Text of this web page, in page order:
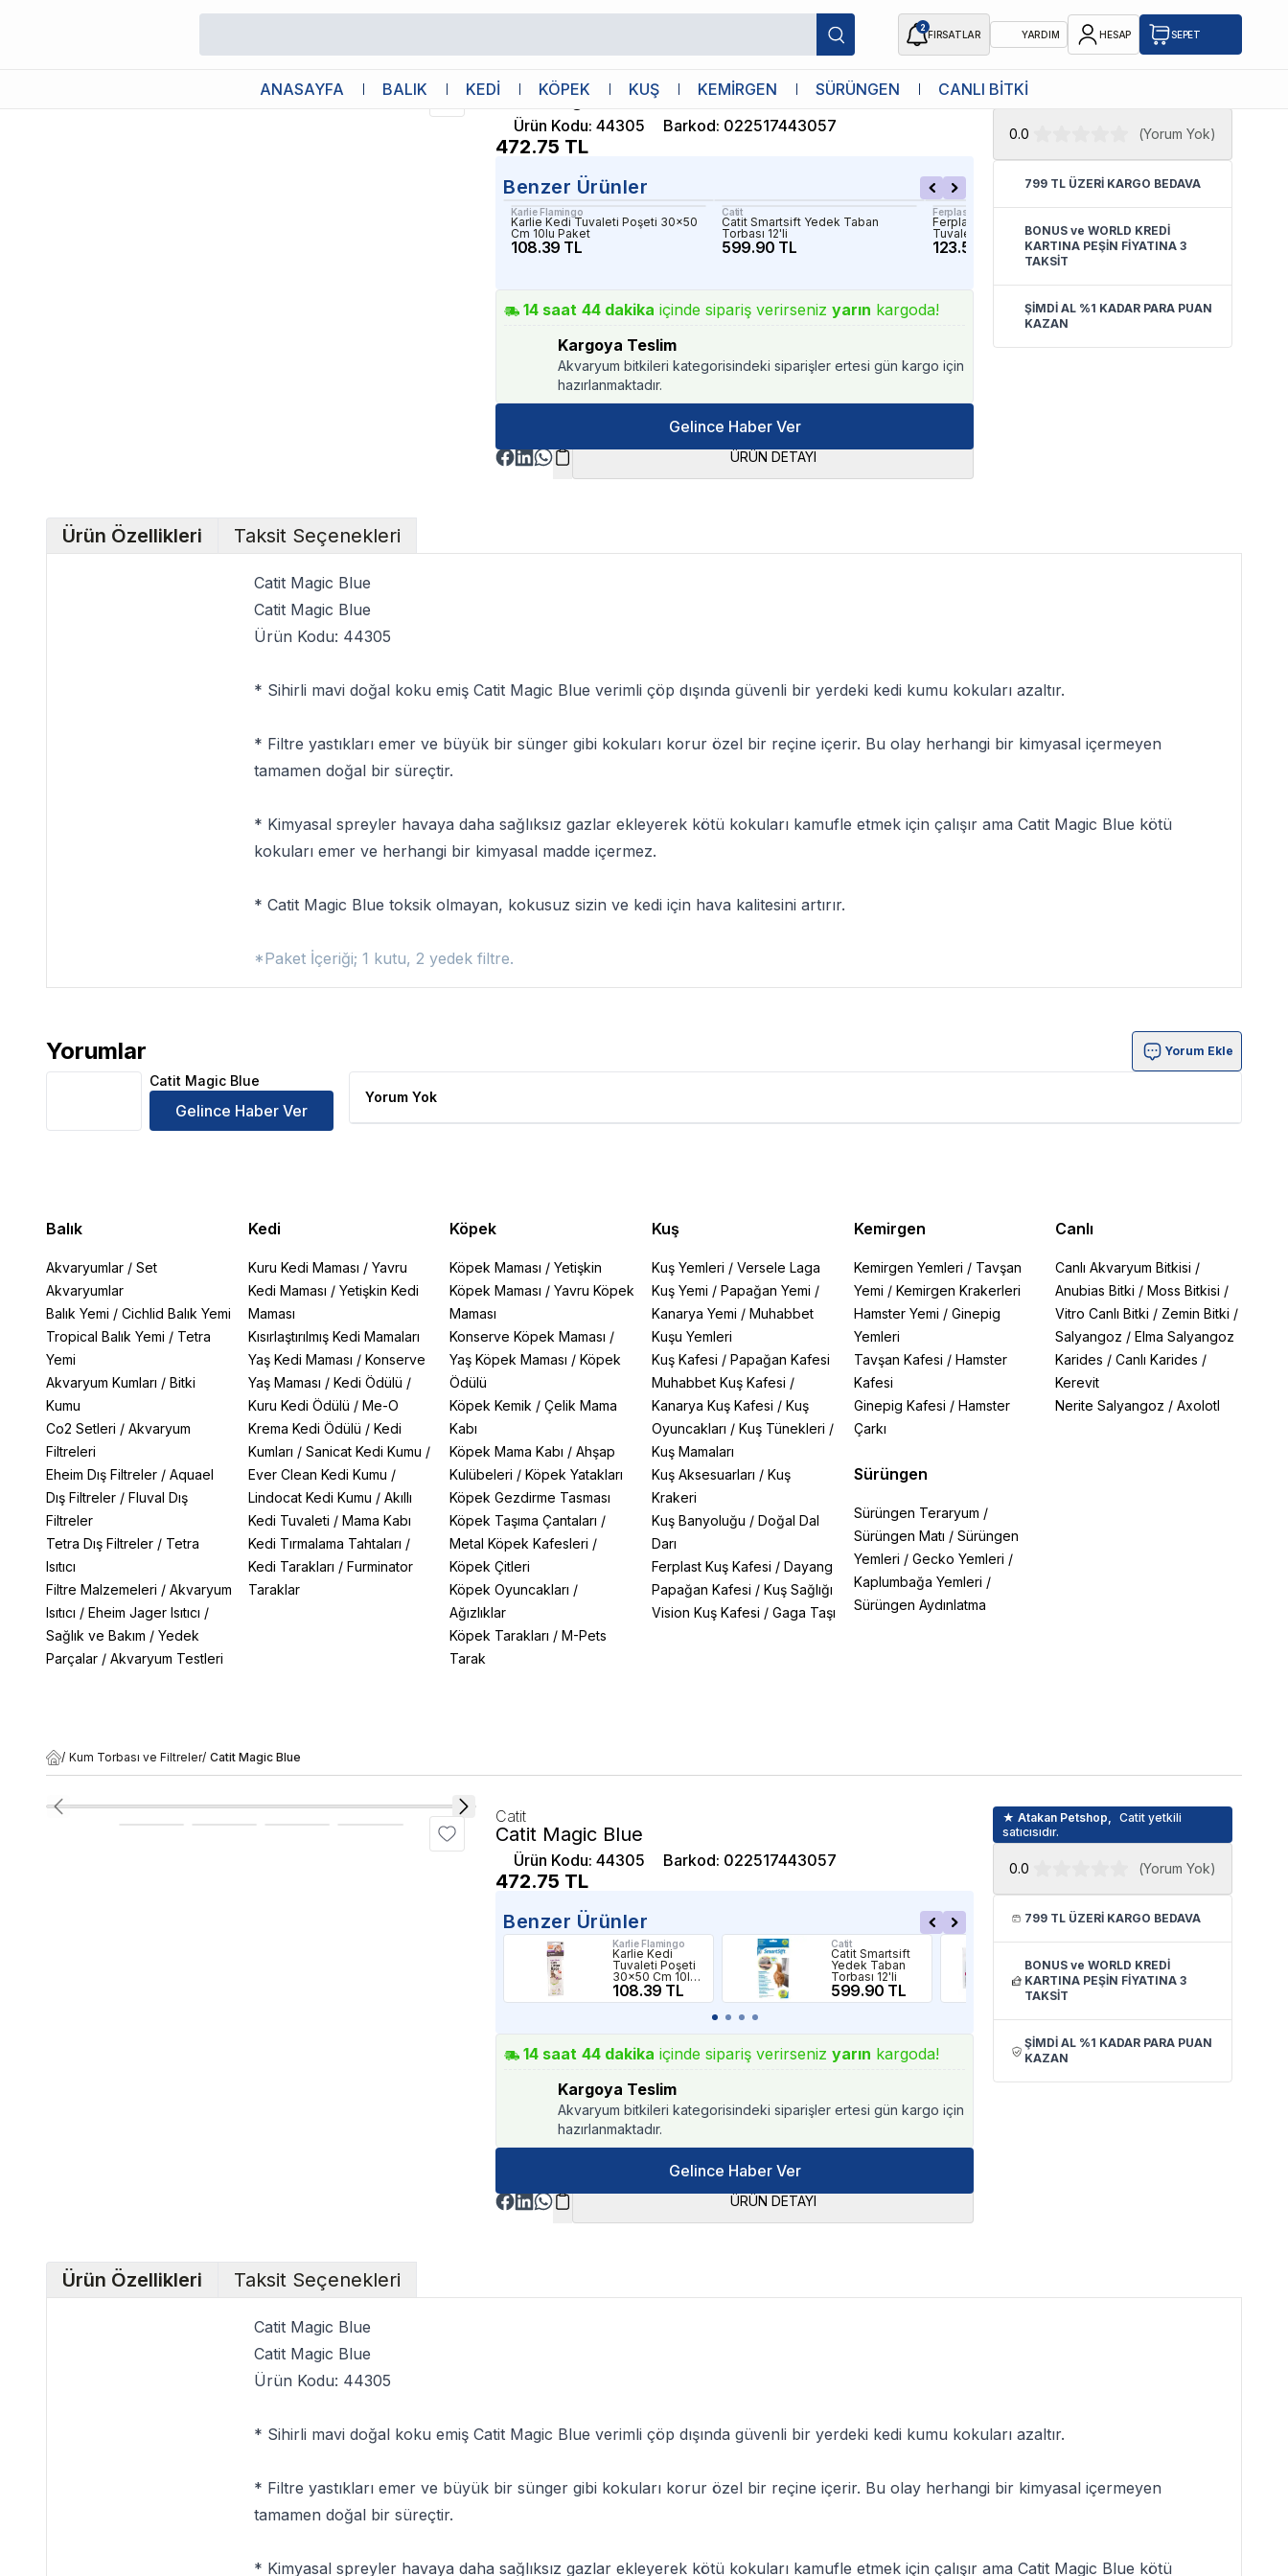
2
FIRSATLAR YARDIM HESAP SEPET
ANASAYFA BALIK KEDİ KÖPEK KUŞ KEMİRGEN SÜRÜNGEN CANLI BİTKİ
Catit
Catit Magic Blue
Ürün Kodu:44305 Barkod: 022517443057
472.75 TL
Benzer Ürünler
Karlie Flamingo
Karlie Kedi Tuvaleti Poşeti 30x50
Cm 10lu Paket
108.39 TL
Catit
Catit Smartsift Yedek Taban
Torbası 12'li
599.90 TL
Ferplast
Ferplast L134 Clear Cat 10 Kedi
Tuvaleti Yedek Kartuşu 2 Adet
123.57 TL
Catit
Catit SmartSift Yedek
12 adet
399.90 TL
14 saat 44 dakika içinde sipariş verirseniz yarın kargoda!
Kargoya Teslim
Akvaryum bitkileri kategorisindeki siparişler ertesi gün kargo için
hazırlanmaktadır.
Gelince Haber Ver
ÜRÜN DETAYI
★ Atakan Petshop,
satıcısıdır.
0.0 (Yorum Yok)
799 TL ÜZERİ KARGO BEDAVA
BONUS ve WORLD KREDİ
KARTINA PEŞİN FİYATINA 3
TAKSİT
ŞİMDİ AL %1 KADAR PARA PUAN
KAZAN
Ürün Özellikleri Taksit Seçenekleri
Catit Magic Blue
Catit Magic Blue
Ürün Kodu: 44305
* Sihirli mavi doğal koku emiş Catit Magic Blue verimli çöp dışında güvenli bir yerdeki kedi kumu kokuları azaltır.
* Filtre yastıkları emer ve büyük bir sünger gibi kokuları korur özel bir reçine içerir. Bu olay herhangi bir kimyasal içermeyen
tamamen doğal bir süreçtir.
* Kimyasal spreyler havaya daha sağlıksız gazlar ekleyerek kötü kokuları kamufle etmek için çalışır ama Catit Magic Blue kötü
kokuları emer ve herhangi bir kimyasal madde içermez.
* Catit Magic Blue toksik olmayan, kokusuz sizin ve kedi için hava kalitesini artırır.
*Paket İçeriği; 1 kutu, 2 yedek filtre.
Yorumlar
Catit Magic Blue Ürün Yorumları
Yorum Ekle
Catit Magic Blue
Gelince Haber Ver
Yorum Yok
Balık
Akvaryumlar / Set
Akvaryumlar
Balık Yemi / Cichlid Balık Yemi
Tropical Balık Yemi / Tetra
Yemi
Akvaryum Kumları / Bitki
Kumu
Co2 Setleri / Akvaryum
Filtreleri
Eheim Dış Filtreler / Aquael
Dış Filtreler / Fluval Dış
Filtreler
Tetra Dış Filtreler / Tetra
Isıtıcı
Filtre Malzemeleri / Akvaryum
Isıtıcı / Eheim Jager Isıtıcı /
Sağlık ve Bakım / Yedek
Parçalar / Akvaryum Testleri
Kedi
Kuru Kedi Maması / Yavru
Kedi Maması / Yetişkin Kedi
Maması
Kısırlaştırılmış Kedi Mamaları
Yaş Kedi Maması / Konserve
Yaş Maması / Kedi Ödülü /
Kuru Kedi Ödülü / Me-O
Krema Kedi Ödülü / Kedi
Kumları / Sanicat Kedi Kumu /
Ever Clean Kedi Kumu /
Lindocat Kedi Kumu / Akıllı
Kedi Tuvaleti / Mama Kabı
Kedi Tırmalama Tahtaları /
Kedi Tarakları / Furminator
Taraklar
Köpek
Köpek Maması /Yetişkin
Köpek Maması /Yavru Köpek
Maması
Konserve Köpek Maması /
Yaş Köpek Maması /Köpek
Ödülü
Köpek Kemik /Çelik Mama
Kabı
Köpek Mama Kabı /Ahşap
Kulübeleri /Köpek Yatakları
Köpek Gezdirme Tasması
Köpek Taşıma Çantaları /
Metal Köpek Kafesleri /
Köpek Çitleri
Köpek Oyuncakları /
Ağızlıklar
Köpek Tarakları /M-Pets
Tarak
Kuş
Kuş Yemleri / Versele Laga
Kuş Yemi / Papağan Yemi /
Kanarya Yemi / Muhabbet
Kuşu Yemleri
Kuş Kafesi / Papağan Kafesi
Muhabbet Kuş Kafesi /
Kanarya Kuş Kafesi / Kuş
Oyuncakları / Kuş Tünekleri /
Kuş Mamaları
Kuş Aksesuarları / Kuş
Krakeri
Kuş Banyoluğu / Doğal Dal
Darı
Ferplast Kuş Kafesi / Dayang
Papağan Kafesi / Kuş Sağlığı
Vision Kuş Kafesi / Gaga Taşı
Kemirgen
Kemirgen Yemleri / Tavşan
Yemi / Kemirgen Krakerleri
Hamster Yemi / Ginepig
Yemleri
Tavşan Kafesi / Hamster
Kafesi
Ginepig Kafesi / Hamster
Çarkı
Sürüngen
Sürüngen Teraryum /
Sürüngen Matı / Sürüngen
Yemleri / Gecko Yemleri /
Kaplumbağa Yemleri /
Sürüngen Aydınlatma
Canlı
Canlı Akvaryum Bitkisi /
Anubias Bitki /Moss Bitkisi /
Vitro Canlı Bitki / Zemin Bitki /
Salyangoz /Elma Salyangoz
Karides /Canlı Karides /
Kerevit
Nerite Salyangoz /Axolotl
/ Kum Torbası ve Filtreler/ Catit Magic Blue
Catit
Catit Magic Blue
Ürün Kodu:44305 Barkod: 022517443057
472.75 TL
Benzer Ürünler
Karlie Flamingo
Karlie Kedi
Tuvaleti Poşeti
30x50 Cm 10lu
Paket
108.39 TL
Catit
Catit Smartsift
Yedek Taban
Torbası 12'li
599.90 TL
Ferplast
Clear Cat 10
Kedi Tuvaleti
Yedek Kartuşu 2
Adet
123.57 TL
14 saat 44 dakika içinde sipariş verirseniz yarın kargoda!
Kargoya Teslim
Akvaryum bitkileri kategorisindeki siparişler ertesi gün kargo için
hazırlanmaktadır.
Gelince Haber Ver
ÜRÜN DETAYI
★ Atakan Petshop,
Catit yetkili
satıcısıdır.
0.0 (Yorum Yok)
799 TL ÜZERİ KARGO BEDAVA
BONUS ve WORLD KREDİ
KARTINA PEŞİN FİYATINA 3
TAKSİT
ŞİMDİ AL %1 KADAR PARA PUAN
KAZAN
Ürün Özellikleri Taksit Seçenekleri
Catit Magic Blue
Catit Magic Blue
Ürün Kodu: 44305
* Sihirli mavi doğal koku emiş Catit Magic Blue verimli çöp dışında güvenli bir yerdeki kedi kumu kokuları azaltır.
* Filtre yastıkları emer ve büyük bir sünger gibi kokuları korur özel bir reçine içerir. Bu olay herhangi bir kimyasal içermeyen
tamamen doğal bir süreçtir.
* Kimyasal spreyler havaya daha sağlıksız gazlar ekleyerek kötü kokuları kamufle etmek için çalışır ama Catit Magic Blue kötü